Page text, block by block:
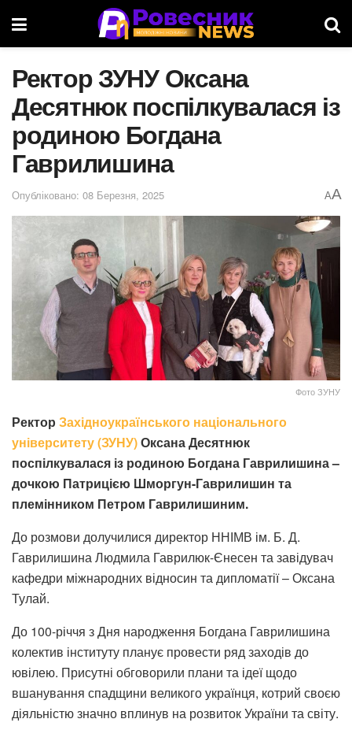
Ректор ЗУНУ Оксана
Десятнюк поспілкувалася із
родиною Богдана
Гаврилишина
Опубліковано: 08 Березня, 2025 AA
Фото ЗУНУ
Ректор Західноукраїнського національного
університету (ЗУНУ)Оксана Десятнюк
поспілкувалася із родиною Богдана Гаврилишина –
дочкою Патрицією Шморгун-Гаврилишин та
племінником Петром Гаврилишиним.
До розмови долучилися директор ННІМВ ім. Б. Д.
Гаврилишина Людмила Гаврилюк-Єнесен та завідувач
кафедри міжнародних відносин та дипломатії – Оксана
Тулай.
До 100-річчя з Дня народження Богдана Гаврилишина
колектив інституту планує провести ряд заходів до
ювілею. Присутні обговорили плани та ідеї щодо
вшанування спадщини великого українця, котрий своєю
діяльністю значно вплинув на розвиток України та світу.